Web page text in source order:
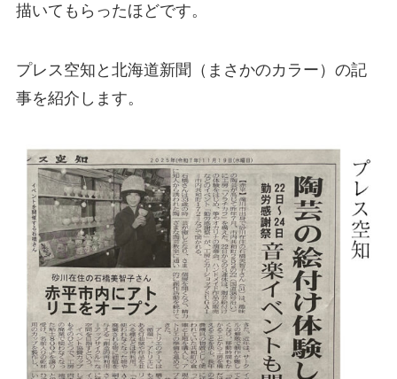
描いてもらったほどです。
プレス空知と北海道新聞（まさかのカラー）の記
事を紹介します。